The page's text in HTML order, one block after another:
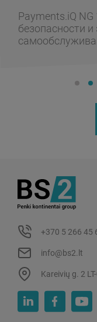
Payments.iQ
безопасности
+370 5 266 45
info@bs2.lt
Kareivių g. 2